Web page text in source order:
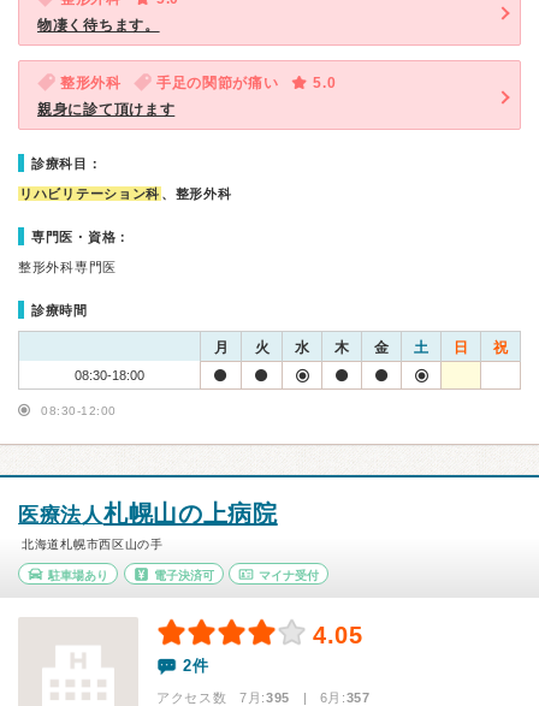
物凄く待ちます。
整形外科 手足の関節が痛い
5.0
親身に診て頂けます
診療科目：
リハビリテーション科 、整形外科
専門医・資格：
整形外科専門医
診療時間
月 火 水 木 金 土 日 祝
08:30-18:00
08:30-12:00
医療法人札幌山の上病院
北海道札幌市西区山の手
駐車場あり 電子決済可 マイナ受付
4.05
2件
アクセス数 7月:395 | 6月:357